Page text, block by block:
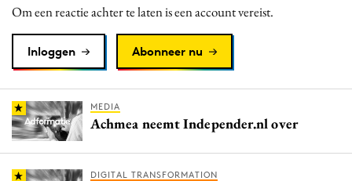
Om een reactie achter te laten is een account vereist.
Inloggen Abonneer nu
MEDIA
Achmea neemt Independer.nl over
DIGITAL TRANSFORMATION